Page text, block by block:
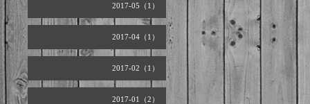
2017-05（1）
2017-04（1）
2017-02（1）
2017-01（2）